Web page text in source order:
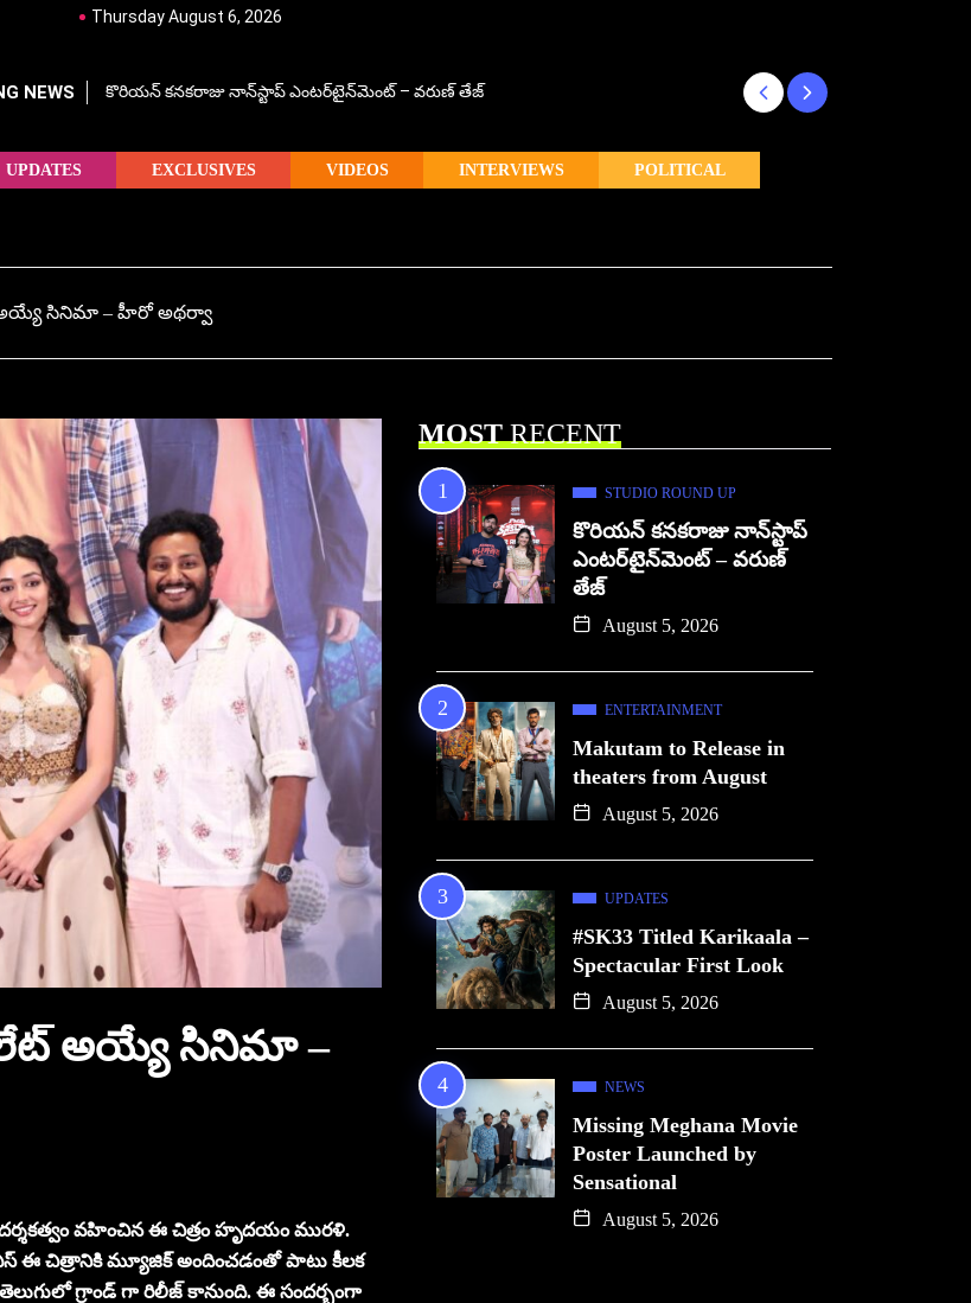
Thursday August 6, 2026
NEWS కొరియన్ కనకరాజు నాన్‌స్టాప్ ఎంటర్‌టైన్‌మెంట్ – వరుణ్ తేజ్
UPDATES EXCLUSIVES VIDEOS INTERVIEWS POLITICAL
అయ్యే సినిమా – హీరో అథర్వా
అయ్యే సినిమా –
వహించిన ఈ చిత్రం హృదయం మురళి.
ఈ చిత్రానికి మ్యూజిక్ అందించడంతో పాటు కీలక
గ్రాండ్ గా రిలీజ్ కానుంది. ఈ సందర్భంగా
MOSTRECENT
STUDIO ROUND UP
కొరియన్ కనకరాజు నాన్‌స్టాప్
ఎంటర్‌టైన్‌మెంట్ – వరుణ్
తేజ్
August 5, 2026
ENTERTAINMENT
Makutam to Release in
theaters from August
August 5, 2026
UPDATES
#SK33 Titled Karikaala –
Spectacular First Look
August 5, 2026
NEWS
Missing Meghana Movie
Poster Launched by
Sensational
August 5, 2026